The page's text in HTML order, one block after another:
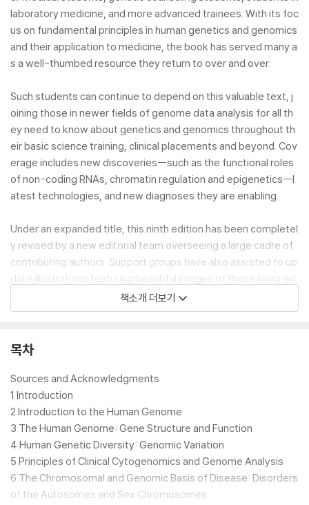
laboratory medicine, and more advanced trainees. With its foc
us on fundamental principles in human genetics and genomics
and their application to medicine, the book has served many a
s a well-thumbed resource they return to over and over.
Such students can continue to depend on this valuable text, j
oining those in newer fields of genome data analysis for all th
ey need to know about genetics and genomics throughout th
eir basic science training, clinical placements and beyond. Cov
erage includes new discoveries--such as the functional roles
of non-coding RNAs, chromatin regulation and epigenetics--l
atest technologies, and new diagnoses they are enabling.
Under an expanded title, this ninth edition has been completel
y revised by a new editorial team overseeing a large cadre of
contributing authors. Support groups have also assisted to up
date illustrations featuring beautiful images of those living wit
* Updated and new clinical cases, supported with photograph
* New content on growing role of sequencing and novel functi
onal assays in diagnosis and screening of genetic conditions
* New chapter on Epigenetics
* Clearer and more precise terminology, in response to conte
mporary and evolving guidelines
* New sections describing the use (and need for) genetic info
rmation from diverse populations, including unique indigenous
and founder populations, for diagnosis and management.
책소개 더보기
목차
Sources and Acknowledgments
1 Introduction
2 Introduction to the Human Genome
3 The Human Genome: Gene Structure and Function
4 Human Genetic Diversity: Genomic Variation
5 Principles of Clinical Cytogenomics and Genome Analysis
6 The Chromosomal and Genomic Basis of Disease: Disorders
of the Autosomes and Sex Chromosomes